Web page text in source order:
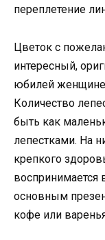
переплетение
Цветок с
интересный,
юбилей женщине
Количество
быть как
лепестками. На
крепкого
воспринимается
основным
кофе или